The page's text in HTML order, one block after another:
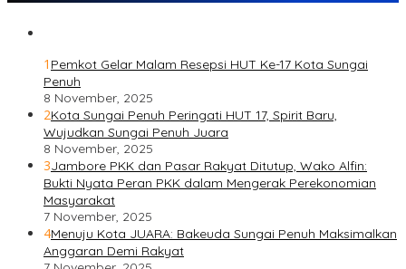
1 Pemkot Gelar Malam Resepsi HUT Ke-17 Kota Sungai
Penuh
8 November, 2025
2Kota Sungai Penuh Peringati HUT 17, Spirit Baru,
Wujudkan Sungai Penuh Juara
8 November, 2025
3Jambore PKK dan Pasar Rakyat Ditutup, Wako Alfin:
Bukti Nyata Peran PKK dalam Mengerak Perekonomian
Masyarakat
7 November, 2025
4Menuju Kota JUARA: Bakeuda Sungai Penuh Maksimalkan
Anggaran Demi Rakyat